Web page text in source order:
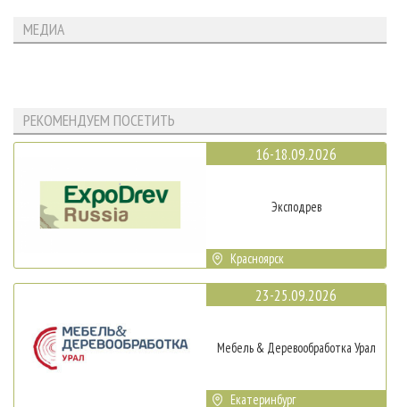
МЕДИА
РЕКОМЕНДУЕМ ПОСЕТИТЬ
16-18.09.2026
Эксподрев
Красноярск
23-25.09.2026
Мебель & Деревообработка Урал
Екатеринбург